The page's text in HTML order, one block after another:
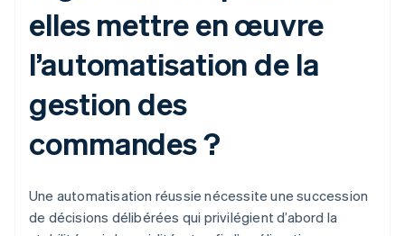
elles mettre en œuvre
l’automatisation de la
gestion des
commandes ?
Une automatisation réussie nécessite une succession
de décisions délibérées qui privilégient d’abord la